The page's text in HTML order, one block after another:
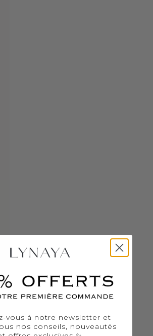
vous à notre newsletter et
nos conseils, nouveautés